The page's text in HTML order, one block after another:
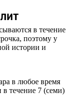
в течение
поэтому у
истории и
в любое время
в течение 7 (семи)